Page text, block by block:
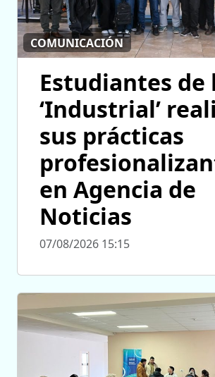
COMUNICACIÓN
Estudiantes de
‘Industrial’
sus prácticas
en Agencia de
Noticias
07/08/2026 15:15